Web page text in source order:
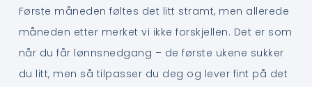
Første måneden føltes det litt stramt, men allerede
måneden etter merket vi ikke forskjellen. Det er som
når du får lønnsnedgang – de første ukene sukker
du litt, men så tilpasser du deg og lever fint på det